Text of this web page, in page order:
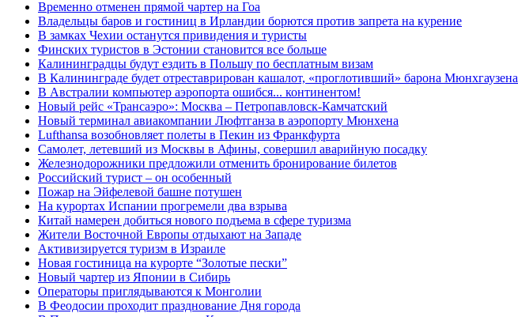
Временно отменен прямой чартер на Гоа
Владельцы баров и гостиниц в Ирландии борются против запрета на курение
В замках Чехии останутся привидения и туристы
Финских туристов в Эстонии становится все больше
Калининградцы будут ездить в Польшу по бесплатным визам
В Калининграде будет отреставрирован кашалот, «проглотивший» барона Мюнхгаузена
В Австралии компьютер аэропорта ошибся... континентом!
Новый рейс «Трансаэро»: Москва – Петропавловск-Камчатский
Новый терминал авиакомпании Люфтганза в аэропорту Мюнхена
Lufthansa возобновляет полеты в Пекин из Франкфурта
Самолет, летевший из Москвы в Афины, совершил аварийную посадку
Железнодорожники предложили отменить бронирование билетов
Российский турист – он особенный
Пожар на Эйфелевой башне потушен
На курортах Испании прогремели два взрыва
Китай намерен добиться нового подъема в сфере туризма
Жители Восточной Европы отдыхают на Западе
Активизируется туризм в Израиле
Новая гостиница на курорте “Золотые пески”
Новый чартер из Японии в Сибирь
Операторы приглядываются к Монголии
В Феодосии проходит празднование Дня города